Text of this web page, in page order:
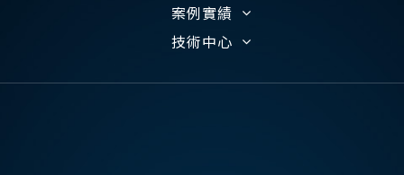
案例實績
技術中心